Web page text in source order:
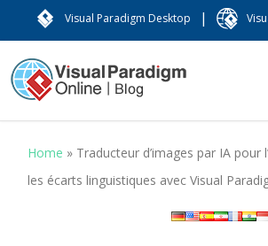
Visual Paradigm Desktop |
Home » Traducteur d’images par IA pour
les écarts linguistiques avec Visual